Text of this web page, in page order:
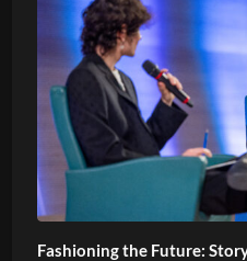
Fashioning the Future: